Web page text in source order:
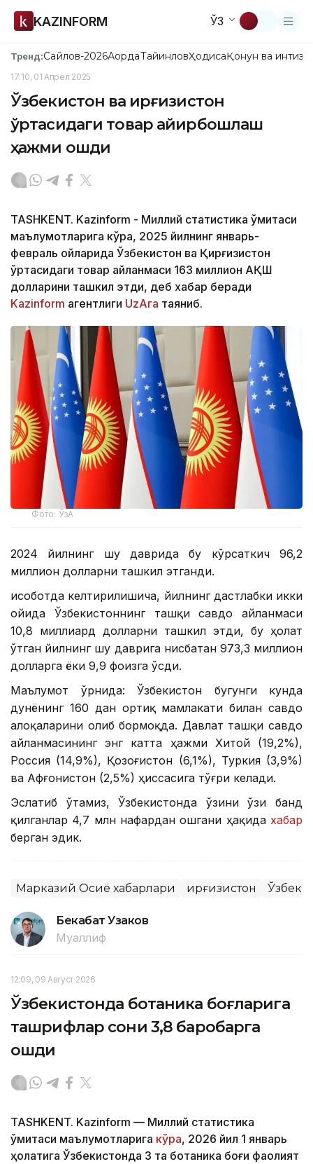
KAZINFORM ЎЗ
Тренд:Сайлов-2026АқордаТайинловҲодисаҚонун ва
17:10, 01 Апрел 2025
Ўзбекистон ва Қирғизистон
ўртасидаги товар айирбошлаш
ҳажми ошди
TASHKENT. Kazinform - Миллий статистика қўмитаси
маълумотларига кўра, 2025 йилнинг январь-
февраль ойларида Ўзбекистон ва Қирғизистон
ўртасидаги товар айланмаси 163 миллион АҚШ
долларини ташкил этди, деб хабар беради
Kazinform агентлиги UzAга таяниб.
Фото: ЎзА
2024 йилнинг шу даврида бу кўрсаткич 96,2
миллион долларни ташкил этганди.
Ҳисоботда келтирилишича, йилнинг дастлабки икки
ойида Ўзбекистоннинг ташқи савдо айланмаси
10,8 миллиард долларни ташкил этди, бу ҳолат
ўтган йилнинг шу даврига нисбатан 973,3 миллион
долларга ёки 9,9 фоизга ўсди.
Маълумот ўрнида: Ўзбекистон бугунги кунда
дунёнинг 160 дан ортиқ мамлакати билан савдо
алоқаларини олиб бормоқда. Давлат ташқи савдо
айланмасининг энг катта ҳажми Хитой (19,2%),
Россия (14,9%), Қозоғистон (6,1%), Туркия (3,9%)
ва Афғонистон (2,5%) ҳиссасига тўғри келади.
Эслатиб ўтамиз, Ўзбекистонда ўзини ўзи банд
қилганлар 4,7 млн нафардан ошгани ҳақидахабар
берган эдик.
Марказий Осиё хабарлари Қирғизистон
Бекабат Узаков
Муаллиф
12:09, 09 Август 2026
Ўзбекистонда ботаника боғларига
ташрифлар сони 3,8 баробарга
ошди
TASHKENT. Kazinform — Миллий статистика
қўмитаси маълумотларига кўра, 2026 йил 1 январь
ҳолатига Ўзбекистонда 3 та ботаника боғи фаолият